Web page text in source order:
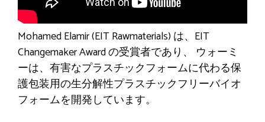
Mohamed Elamir (EIT Rawmaterials) は、EIT
Changemaker Award の受賞者であり、 ウォーミ
ーは、有害なプラスチックフォームに代わる保
護包装用の生分解性プラスチックフリーバイオ
フォームを開発しています。